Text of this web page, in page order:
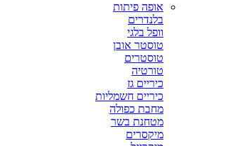
אופה פיתות
בלנדרים
וופל בלגי
טוסטר אובן
טוסטרים
טורטיה
כיריים גז
כיריים חשמליות
מחבת כפולה
מטחנת בשר
מיקסרים